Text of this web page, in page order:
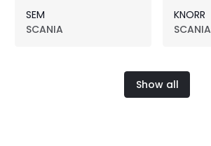
SEM
SCANIA
KNORR
SCANIA
Show all